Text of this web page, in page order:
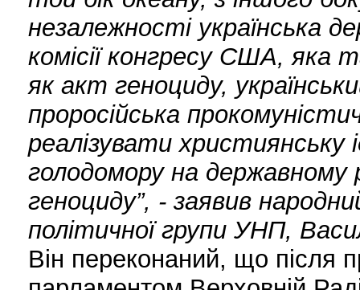
незалежності українська
комісії конгресу США, яка
як акт геноциду,
проросійська
реалізувати
голодомору на державному
геноциду”, - заявив
політичної групи УНП,
Він переконаний, що після